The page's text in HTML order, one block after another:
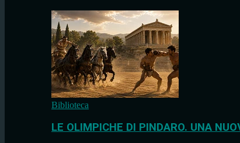
Biblioteca
LE OLIMPICHE DI PINDARO. UNA